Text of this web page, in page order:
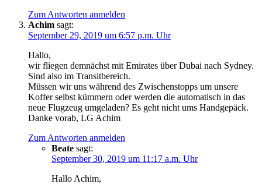
Zum Antworten anmelden
Achim sagt:
September 29, 2019 um 6:57 p.m. Uhr
Hallo,
wir fliegen demnächst mit Emirates über Dubai nach Sydney.
Sind also im Transitbereich.
Müssen wir uns während des Zwischenstopps um unsere
Koffer selbst kümmern oder werden die automatisch in das
neue Flugzeug umgeladen? Es geht nicht ums Handgepäck.
Danke vorab, LG Achim
Zum Antworten anmelden
Beate sagt:
September 30, 2019 um 11:17 a.m. Uhr
Hallo Achim,